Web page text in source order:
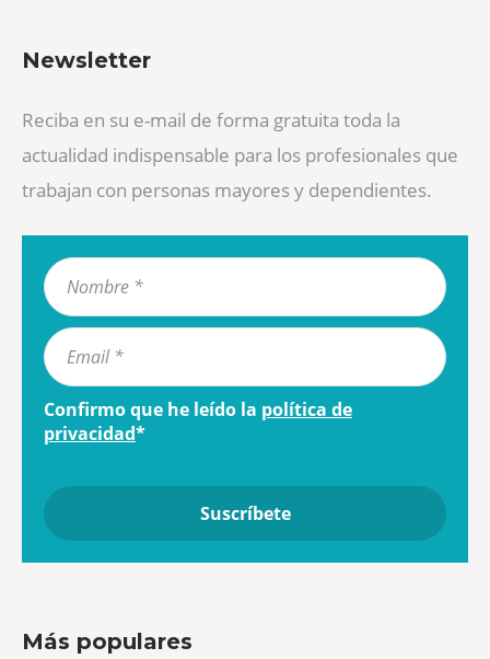
Newsletter
Reciba en su e-mail de forma gratuita toda la
actualidad indispensable para los profesionales que
trabajan con personas mayores y dependientes.
Confirmo que he leído la política de
privacidad*
Más populares